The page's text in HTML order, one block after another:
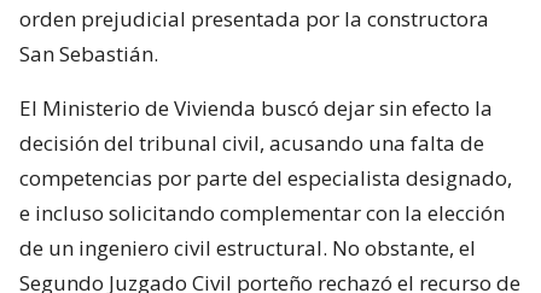
orden prejudicial presentada por la constructora
San Sebastián.
El Ministerio de Vivienda buscó dejar sin efecto la
decisión del tribunal civil, acusando una falta de
competencias por parte del especialista designado,
e incluso solicitando complementar con la elección
de un ingeniero civil estructural. No obstante, el
Segundo Juzgado Civil porteño rechazó el recurso de